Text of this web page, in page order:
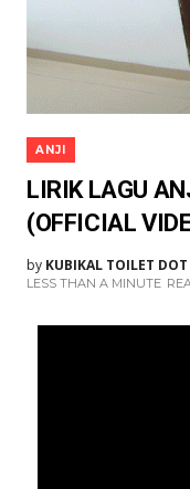
ANJI
LIRIK LAGU
(OFFICIAL
by KUBIKAL TOILET
LESS THAN A MINUTE